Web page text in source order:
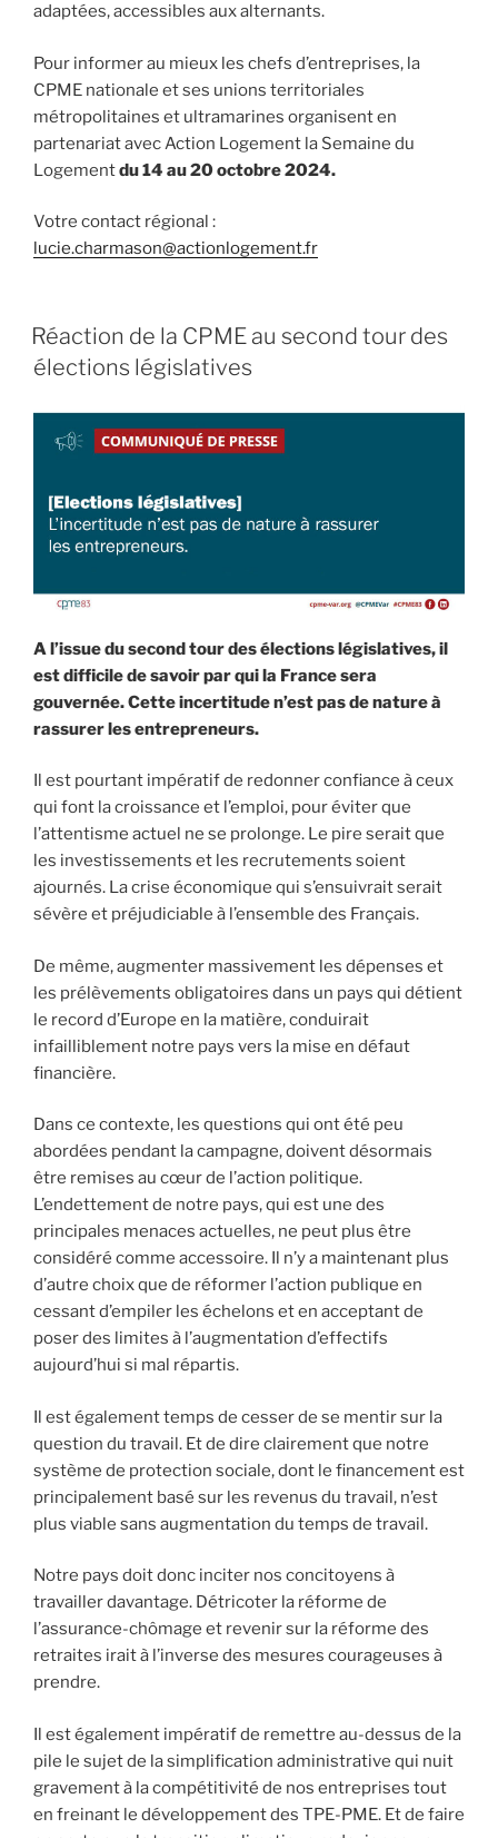
adaptées, accessibles aux alternants.
Pour informer au mieux les chefs d’entreprises, la
CPME nationale et ses unions territoriales
métropolitaines et ultramarines organisent en
partenariat avec Action Logement la Semaine du
Logementdu 14 au 20 octobre 2024.
Votre contact régional :
lucie.charmason@actionlogement.fr
Réaction de la CPME au second tour des
élections législatives
A l’issue du second tour des élections législatives, il
est difficile de savoir par qui la France sera
gouvernée. Cette incertitude n’est pas de nature à
rassurer les entrepreneurs.
Il est pourtant impératif de redonner confiance à ceux
qui font la croissance et l’emploi, pour éviter que
l’attentisme actuel ne se prolonge. Le pire serait que
les investissements et les recrutements soient
ajournés. La crise économique qui s’ensuivrait serait
sévère et préjudiciable à l’ensemble des Français.
De même, augmenter massivement les dépenses et
les prélèvements obligatoires dans un pays qui détient
le record d’Europe en la matière, conduirait
infailliblement notre pays vers la mise en défaut
financière.
Dans ce contexte, les questions qui ont été peu
abordées pendant la campagne, doivent désormais
être remises au cœur de l’action politique.
L’endettement de notre pays, qui est une des
principales menaces actuelles, ne peut plus être
considéré comme accessoire. Il n’y a maintenant plus
d’autre choix que de réformer l’action publique en
cessant d’empiler les échelons et en acceptant de
poser des limites à l’augmentation d’effectifs
aujourd’hui si mal répartis.
Il est également temps de cesser de se mentir sur la
question du travail. Et de dire clairement que notre
système de protection sociale, dont le financement est
principalement basé sur les revenus du travail, n’est
plus viable sans augmentation du temps de travail.
Notre pays doit donc inciter nos concitoyens à
travailler davantage. Détricoter la réforme de
l’assurance-chômage et revenir sur la réforme des
retraites irait à l’inverse des mesures courageuses à
prendre.
Il est également impératif de remettre au-dessus de la
pile le sujet de la simplification administrative qui nuit
gravement à la compétitivité de nos entreprises tout
en freinant le développement des TPE-PME. Et de faire